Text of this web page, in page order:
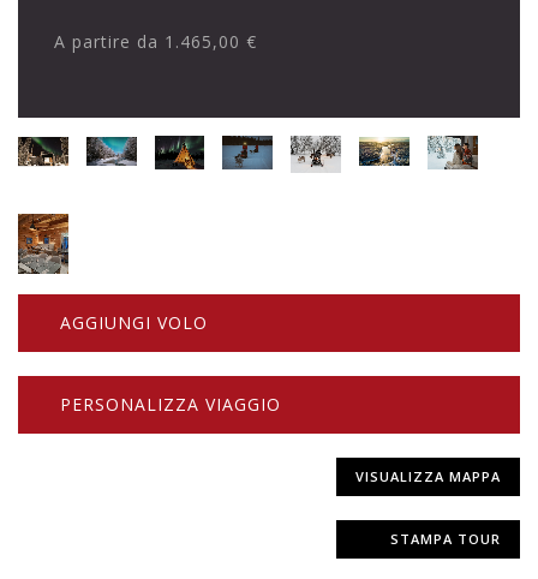
A partire da 1.465,00 €
AGGIUNGI VOLO
PERSONALIZZA VIAGGIO
VISUALIZZA MAPPA
STAMPA TOUR